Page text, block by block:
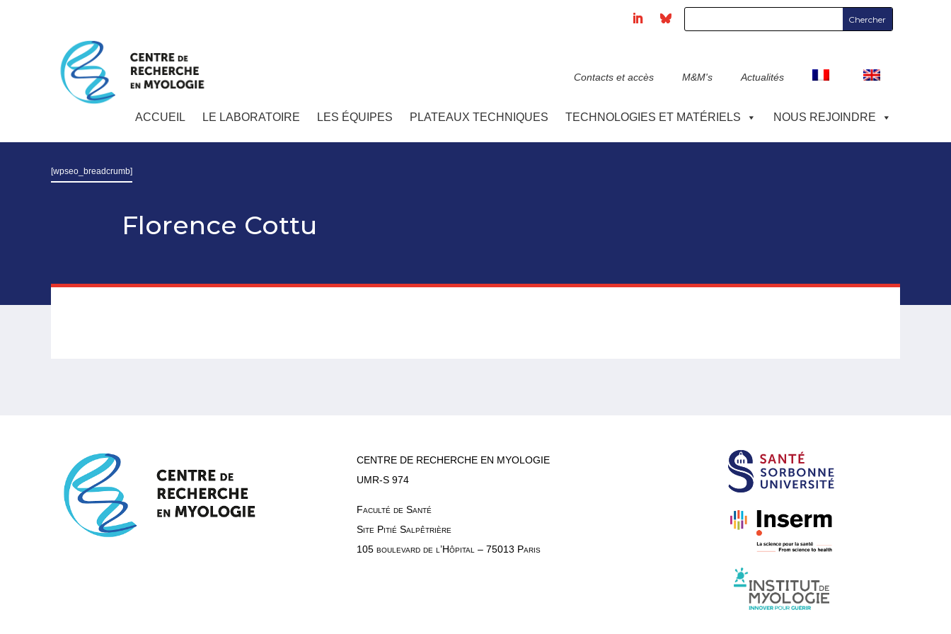
Contacts et accès M&M's Actualités
ACCUEIL LE LABORATOIRE LES ÉQUIPES PLATEAUX TECHNIQUES TECHNOLOGIES ET MATÉRIELS NOUS REJOINDRE
[wpseo_breadcrumb]
Florence Cottu
CENTRE DE RECHERCHE EN MYOLOGIE
UMR-S 974
Faculté de Santé
Site Pitié Salpêtrière
105 boulevard de l’Hôpital – 75013 Paris